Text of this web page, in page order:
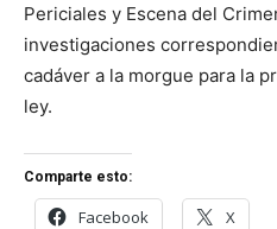
Periciales y Escena del
investigaciones
cadáver a la morgue para la
ley.
Comparte esto:
Facebook X